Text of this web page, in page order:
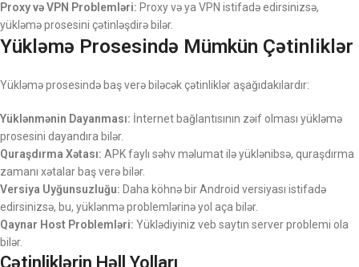
Proxy və VPN Problemləri: Proxy və ya VPN istifadə edirsinizsə,
yükləmə prosesini çətinləşdirə bilər.
Yükləmə Prosesində Mümkün Çətinliklər
Yükləmə prosesində baş verə biləcək çətinliklər aşağıdakılardır:
Yüklənmənin Dayanması: İnternet bağlantısının zəif olması yükləmə
prosesini dayandıra bilər.
Quraşdırma Xətası: APK faylı səhv məlumat ilə yüklənibsə, quraşdırma
zamanı xətalar baş verə bilər.
Versiya Uyğunsuzluğu: Daha köhnə bir Android versiyası istifadə
edirsinizsə, bu, yüklənmə problemlərinə yol aça bilər.
Qaynar Host Problemləri: Yüklədiyiniz veb saytın server problemi ola
bilər.
Çətinliklərin Həll Yolları